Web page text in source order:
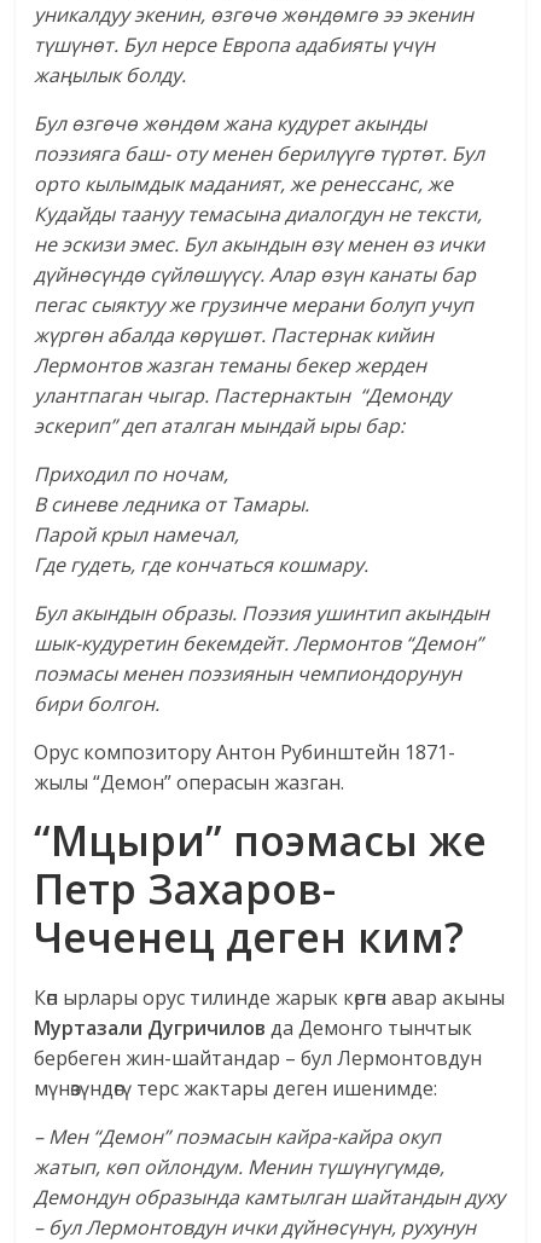
уникалдуу экенин, өзгөчө жөндөмгө ээ экенин
түшүнөт. Бул нерсе Европа адабияты үчүн
жаңылык болду.
Бул өзгөчө жөндөм жана кудурет акынды
поэзияга баш- оту менен берилүүгө түртөт. Бул
орто кылымдык маданият, же ренессанс, же
Кудайды таануу темасына диалогдун не тексти,
не эскизи эмес. Бул акындын өзү менен өз ички
дүйнөсүндө сүйлөшүүсү. Алар өзүн канаты бар
пегас сыяктуу же грузинче мерани болуп учуп
жүргөн абалда көрүшөт. Пастернак кийин
Лермонтов жазган теманы бекер жерден
улантпаган чыгар. Пастернактын “Демонду
эскерип” деп аталган мындай ыры бар:
Приходил по ночам,
В синеве ледника от Тамары.
Парой крыл намечал,
Где гудеть, где кончаться кошмару.
Бул акындын образы. Поэзия ушинтип акындын
шык-кудуретин бекемдейт. Лермонтов “Демон”
поэмасы менен поэзиянын чемпиондорунун
бири болгон.
Орус композитору Антон Рубинштейн 1871-
жылы “Демон” операсын жазган.
“Мцыри” поэмасы же
Петр Захаров-
Чеченец деген ким?
Көп ырлары орус тилинде жарык көргөн авар акыны
Муртазали Дугричиловда Демонго тынчтык
бербеген жин-шайтандар – бул Лермонтовдун
мүнөзүндөгү терс жактары деген ишенимде:
– Мен “Демон” поэмасын кайра-кайра окуп
жатып, көп ойлондум. Менин түшүнүгүмдө,
Демондун образында камтылган шайтандын духу
– бул Лермонтовдун ички дүйнөсүнүн, рухунун